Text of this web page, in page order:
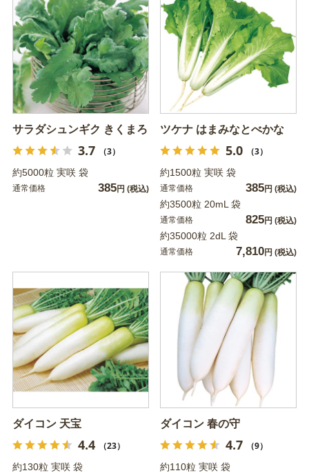
サラダシュンギク きくまろ
3.7 （3）
約5000粒 実咲 袋
通常価格 385円 (税込)
ツケナ はまみなとべかな
5.0 （3）
約1500粒 実咲 袋
通常価格 385円 (税込)
約3500粒 20mL 袋
通常価格 825円 (税込)
約35000粒 2dL 袋
通常価格 7,810円 (税込)
ダイコン 天宝
4.4 （23）
約130粒 実咲 袋
ダイコン 春の守
4.7 （9）
約110粒 実咲 袋